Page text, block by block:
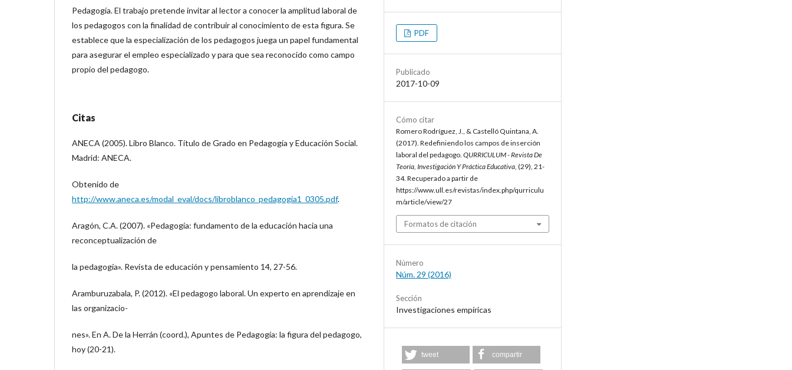
Pedagogía. El trabajo pretende invitar al lector a conocer la amplitud laboral de
los pedagogos con la finalidad de contribuir al conocimiento de esta figura. Se
establece que la especialización de los pedagogos juega un papel fundamental
para asegurar el empleo especializado y para que sea reconocido como campo
propio del pedagogo.
Citas
ANECA (2005). Libro Blanco. Título de Grado en Pedagogía y Educación Social.
Madrid: ANECA.
Obtenido de
http://www.aneca.es/modal_eval/docs/libroblanco_pedagogia1_0305.pdf.
Aragón, C.A. (2007). «Pedagogía: fundamento de la educación hacia una
reconceptualización de
la pedagogía». Revista de educación y pensamiento 14, 27-56.
Aramburuzabala, P. (2012). «El pedagogo laboral. Un experto en aprendizaje en
las organizacio-
nes». En A. De la Herrán (coord.), Apuntes de Pedagogía: la figura del pedagogo,
hoy (20-21).
PDF
Publicado
2017-10-09
Cómo citar
Romero Rodríguez, J., & Castelló Quintana, A.
(2017). Redefiniendo los campos de inserción
laboral del pedagogo. QURRICULUM - Revista De
Teoría, Investigación Y Práctica Educativa, (29), 21-
34. Recuperado a partir de
https://www.ull.es/revistas/index.php/qurriculu
m/article/view/27
Formatos de citación
Número
Núm. 29 (2016)
Sección
Investigaciones empíricas
tweet compartir